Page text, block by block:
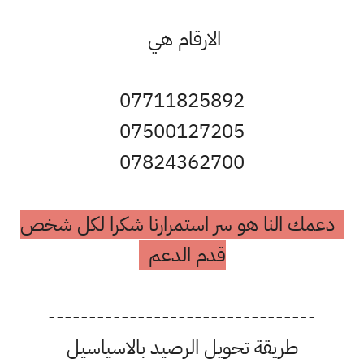
الارقام هي
07711825892
07500127205
07824362700
دعمك النا هو سر استمرارنا شكرا لكل شخص
قدم الدعم
---------------------------------
طريقة تحويل الرصيد بالاسياسيل